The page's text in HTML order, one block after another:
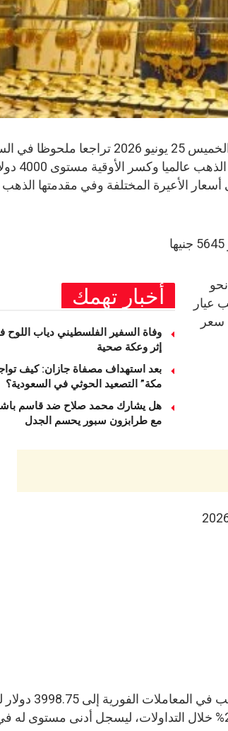
شهد سعر الذهب نهاية تعاملات اليوم الخميس 25 يونيو 2026 تراجعا
المصرية، بالتزامن مع
أخبار تهمك
وفاة السفير الفلسطيني دياب اللوح
إثر وعكة صحية
بعد استهداف مصفاة جازان: كيف
مكة” التصعيد الحوثي في السعودية؟
هل يشارك محمد صلاح ضد قاسم
مع طرابزون سبور يحسم الجدل
للجرام، بينما بلغ سعر الذهب عيار 24 نحو
عيار
سعر
وعلى الصعيد العالمي، هبط سعر الذهب